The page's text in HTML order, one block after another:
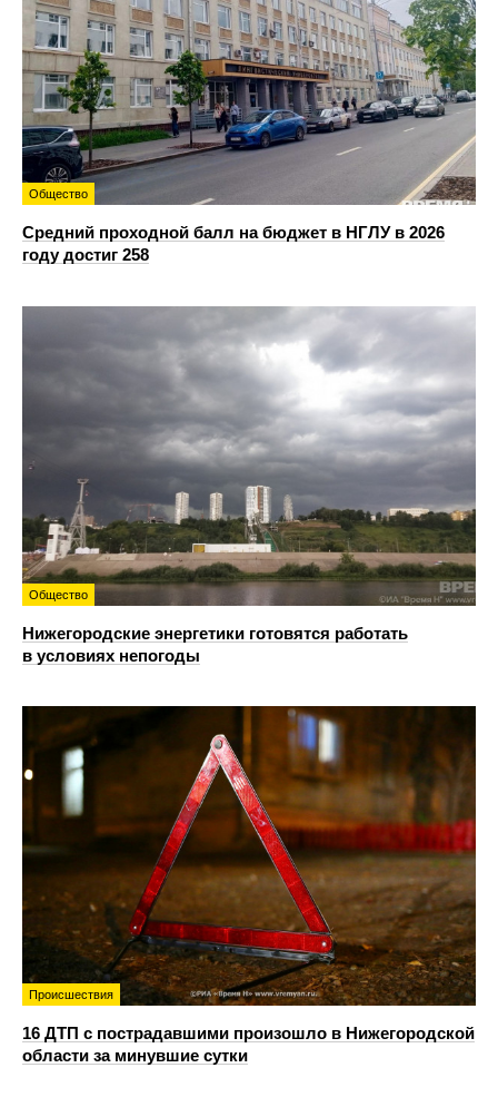
Общество
Средний проходной балл на бюджет в НГЛУ в 2026
году достиг 258
Общество
Нижегородские энергетики готовятся работать
в условиях непогоды
Происшествия
16 ДТП с пострадавшими произошло в Нижегородской
области за минувшие сутки